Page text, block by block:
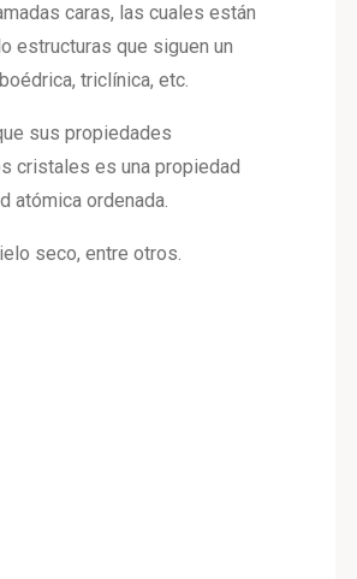
caras, las cuales están
estructuras que siguen un
triclínica, etc.
sus propiedades
cristales es una propiedad
atómica ordenada.
seco, entre otros.